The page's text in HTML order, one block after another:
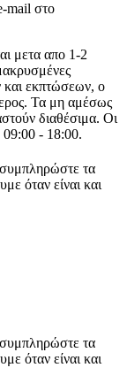
mail στο
μετα απο 1-2
και εκπτώσεων, ο
Τα μη αμέσως
διαθέσιμα. Οι
09:00 - 18:00.
συμπληρώστε τα
όταν είναι και
συμπληρώστε τα
όταν είναι και